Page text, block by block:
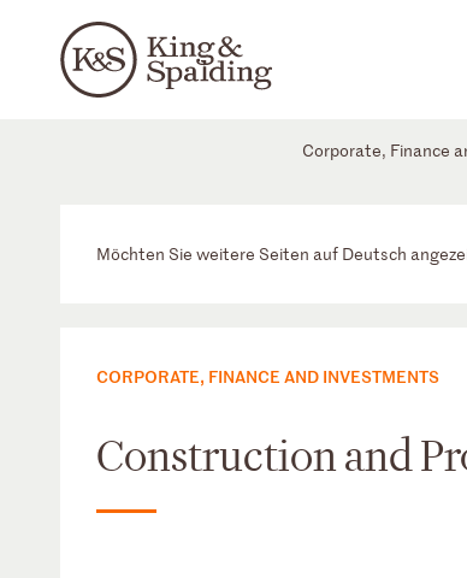
Corporate, Finance
Möchten Sie weitere Seiten auf Deutsch
CORPORATE, FINANCE AND INVESTMENTS
Construction and